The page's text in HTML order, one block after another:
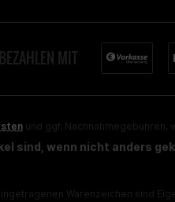
BEZAHLEN MIT
und ggf. Nachnahmegebühren,
sind, wenn nicht anders
Warenzeichen sind